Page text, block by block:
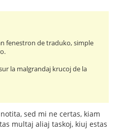
fenestron de traduko, simple
la malgrandaj krucoj de la
sed mi ne certas, kiam
multaj aliaj taskoj, kiuj estas